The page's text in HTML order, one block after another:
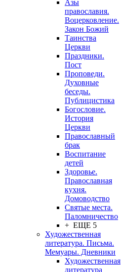
Азы
православия.
Воцерковление.
Закон Божий
Таинства
Церкви
Праздники.
Пост
Проповеди.
Духовные
беседы.
Публицистика
Богословие.
История
Церкви
Православный
брак
Воспитание
детей
Здоровье.
Православная
кухня.
Домоводство
Святые места.
Паломничество
+ ЕЩЕ 5
Художественная
литература. Письма.
Мемуары. Дневники
Художественная
литература